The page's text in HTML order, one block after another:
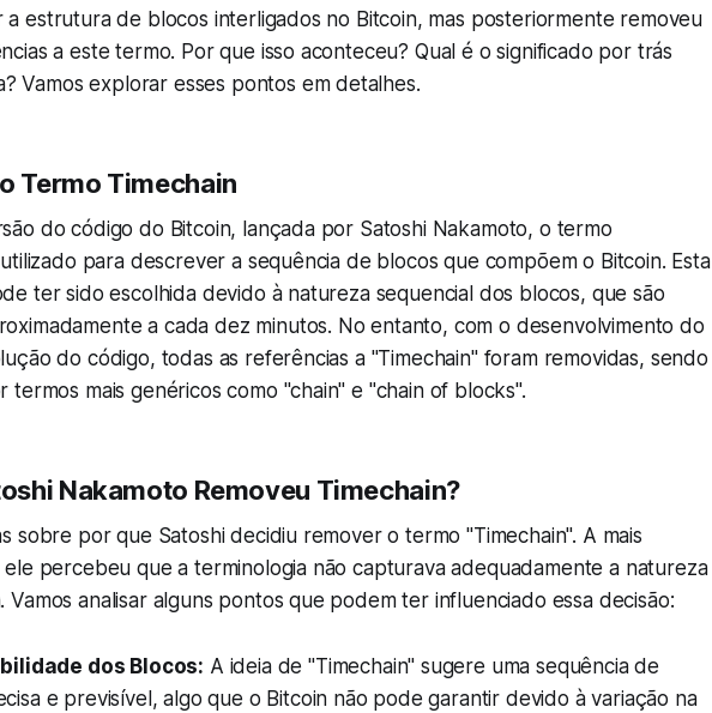
a estrutura de blocos interligados no Bitcoin, mas posteriormente removeu
a este termo. Por que isso aconteceu? Qual é o significado por trás
Vamos explorar esses pontos em detalhes.
Termo Timechain
do código do Bitcoin, lançada por Satoshi Nakamoto, o termo
para descrever a sequência de blocos que compõem o Bitcoin. Esta
ter sido escolhida devido à natureza sequencial dos blocos, que são
a cada dez minutos. No entanto, com o desenvolvimento do
do código, todas as referências a "Timechain" foram removidas, sendo
termos mais genéricos como "chain" e "chain of blocks".
Nakamoto Removeu Timechain?
sobre por que Satoshi decidiu remover o termo "Timechain". A mais
percebeu que a terminologia não capturava adequadamente a natureza
Vamos analisar alguns pontos que podem ter influenciado essa decisão:
dos Blocos: A ideia de "Timechain" sugere uma sequência de
e previsível, algo que o Bitcoin não pode garantir devido à variação na